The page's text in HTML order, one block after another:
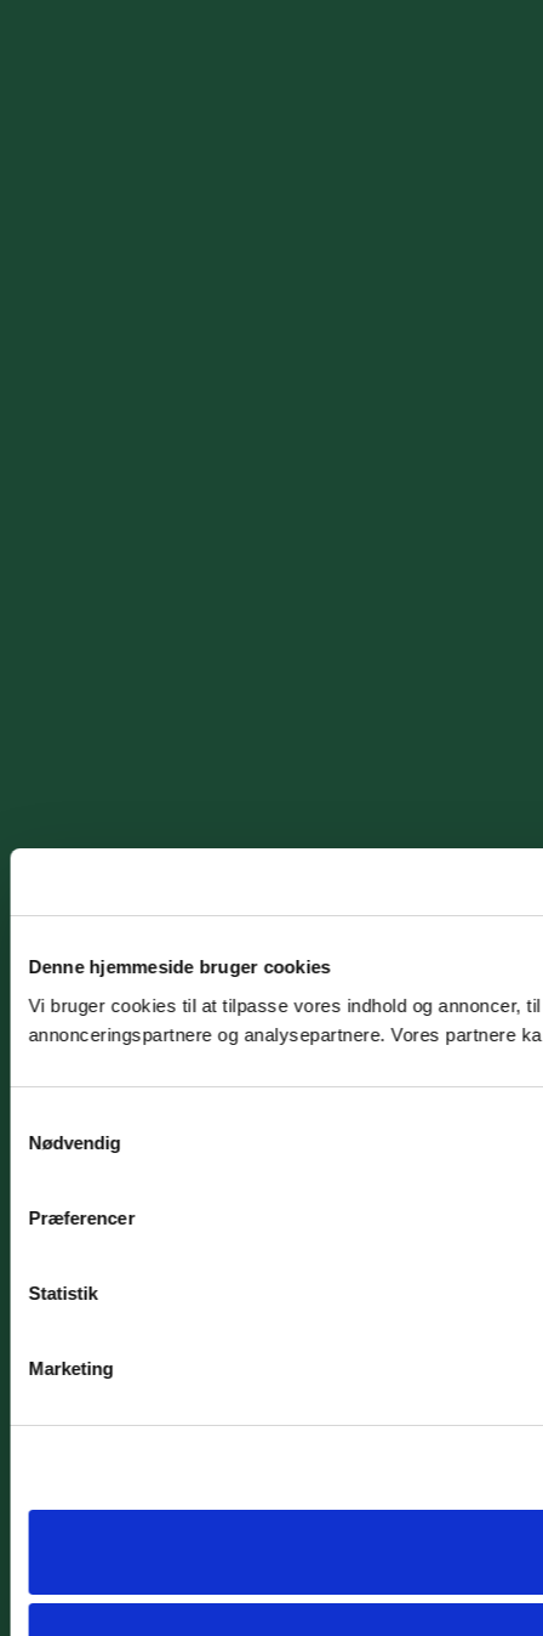
Denne hjemmeside bruger cookies
Vi bruger cookies til at tilpasse vores indhold og annoncer,
annonceringspartnere og analysepartnere. Vores partnere
Nødvendig
Præferencer
Statistik
Marketing